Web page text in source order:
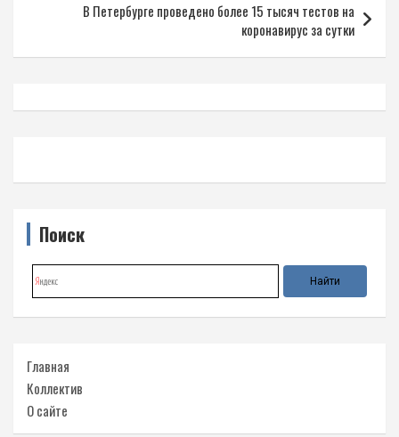
В Петербурге проведено более 15 тысяч тестов на
коронавирус за сутки
Поиск
Главная
Коллектив
О сайте